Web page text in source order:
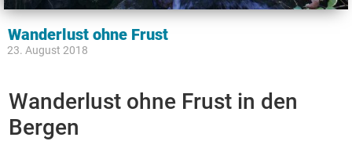
Wanderlust ohne Frust
23. August 2018
Wanderlust ohne Frust in den
Bergen